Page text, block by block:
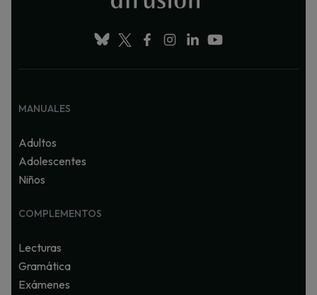
MANUALES
Adultos
Adolescentes
Niños
COMPLEMENTOS
Lecturas
Gramática
Exámenes